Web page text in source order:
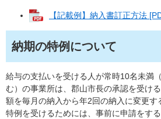
【記載例】納入書訂正方法
納期の特例について
給与の支払いを受ける人が常時10名未満
む）の事業所は、郡山市長の承認を受け
額を毎月の納入から年2回の納入に変更
特例を受けるためには、事前に申請をす